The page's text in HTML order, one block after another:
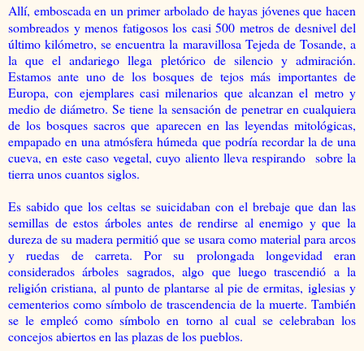
Allí, emboscada en un primer arbolado de hayas jóvenes que hacen
sombreados y menos fatigosos los casi 500 metros de desnivel del
último kilómetro, se encuentra la maravillosa Tejeda de Tosande, a
la que el andariego llega pletórico de silencio y admiración.
Estamos ante uno de los bosques de tejos más importantes de
Europa, con ejemplares casi milenarios que alcanzan el metro y
medio de diámetro. Se tiene la sensación de penetrar en cualquiera
de los bosques sacros que aparecen en las leyendas mitológicas,
empapado en una atmósfera húmeda que podría recordar la de una
cueva, en este caso vegetal, cuyo aliento lleva respirando sobre la
tierra unos cuantos siglos.
Es sabido que los celtas se suicidaban con el brebaje que dan las
semillas de estos árboles antes de rendirse al enemigo y que la
dureza de su madera permitió que se usara como material para arcos
y ruedas de carreta. Por su prolongada longevidad eran
considerados árboles sagrados, algo que luego trascendió a la
religión cristiana, al punto de plantarse al pie de ermitas, iglesias y
cementerios como símbolo de trascendencia de la muerte. También
se le empleó como símbolo en torno al cual se celebraban los
concejos abiertos en las plazas de los pueblos.